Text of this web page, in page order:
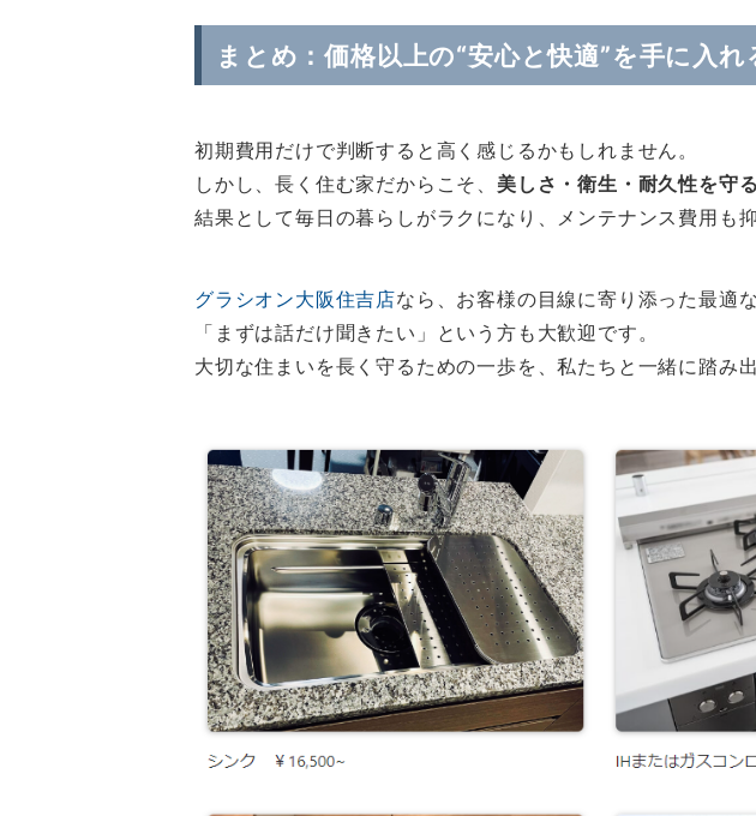
まとめ：価格以上の“安心と快適”を手に入れ
初期費用だけで判断すると高く感じるかもしれません。
しかし、長く住む家だからこそ、 美しさ・衛生・耐久性を守
結果として毎日の暮らしがラクになり、メンテナンス費用も
グラシオン大阪住吉店なら、お客様の目線に寄り添った最適
「まずは話だけ聞きたい」という方も大歓迎です。
大切な住まいを長く守るための一歩を、私たちと一緒に踏み